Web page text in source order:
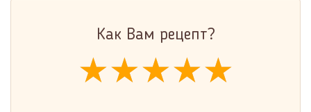
Как Вам рецепт?
★★★★★
★★★★★
★★★★★